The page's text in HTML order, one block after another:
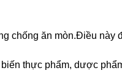
chống ăn mòn.Điều này
thực phẩm, dược